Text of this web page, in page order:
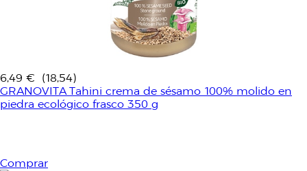
6,49 €
(18,54)
GRANOVITA Tahini crema de sésamo 100% molido en
piedra ecológico frasco 350 g
Comprar